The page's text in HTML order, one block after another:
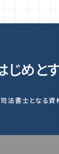
めと
法書士となる